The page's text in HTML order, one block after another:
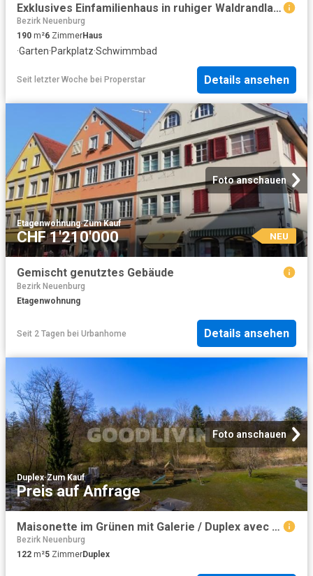
Exklusives Einfamilienhaus in ruhiger Waldrandlage mit Seesicht und Garten
Bezirk Neuenburg
190 m²6 ZimmerHaus
·Garten·Parkplatz·Schwimmbad
Seit letzter Woche bei Properstar Details ansehen
Foto anschauen
Etagenwohnung·Zum Kauf
CHF 1'210'000 NEU
Gemischt genutztes Gebäude
Bezirk Neuenburg
Etagenwohnung
Seit 2 Tagen bei Urbanhome Details ansehen
Foto anschauen
Duplex·Zum Kauf
Preis auf Anfrage
Maisonette im Grünen mit Galerie / Duplex avec galerie en environnement verdoyant
Bezirk Neuenburg
122 m²5 ZimmerDuplex